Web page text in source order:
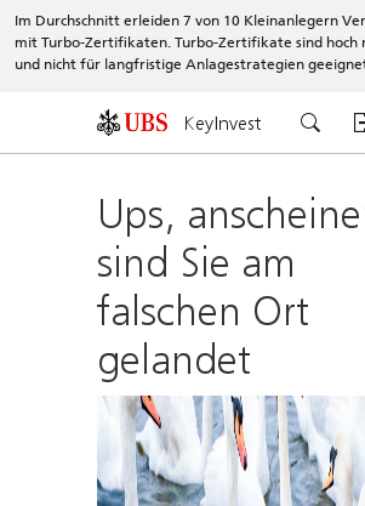
Im Durchschnitt erleiden 7 von 10 Kleinanlegern
mit Turbo-Zertifikaten. Turbo-Zertifikate sind hoch
und nicht für langfristige Anlagestrategien
KeyInvest
Ups,
sind Sie am
falschen Ort
gelandet